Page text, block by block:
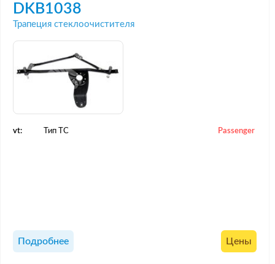
DKB1038
Трапеция стеклоочистителя
vt: Тип ТС Passenger
Подробнее Цены